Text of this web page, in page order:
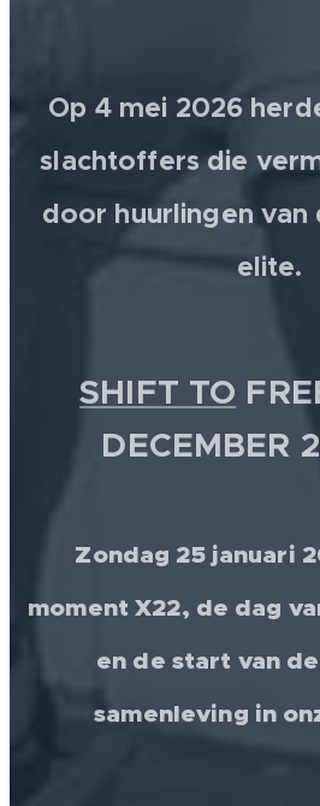
Op 4 mei 2026
slachtoffers die
door huurlingen van
elite.
SHIFT TO
DECEMBER
Zondag 25 januari
moment X22, de dag
en de start van
samenleving in